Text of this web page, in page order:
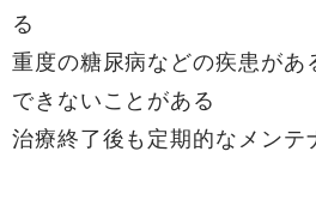
る
重度の糖尿病などの疾患があ
できないことがある
治療終了後も定期的なメンテ